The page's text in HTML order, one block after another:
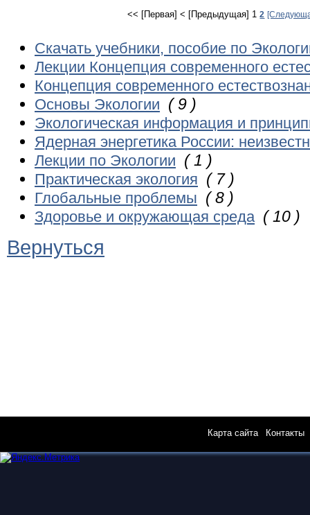
<< [Первая] < [Предыдущая] 1 2
Скачать учебники, пособие по
Лекции Концепция современного
Концепция современного
Основы Экологии ( 9 )
Экологическая информация и
Ядерная энергетика России:
Лекции по Экологии ( 1 )
Практическая экология ( 7 )
Глобальные проблемы ( 8 )
Здоровье и окружающая среда ( 10 )
Вернуться
Карта сайта| Контакты